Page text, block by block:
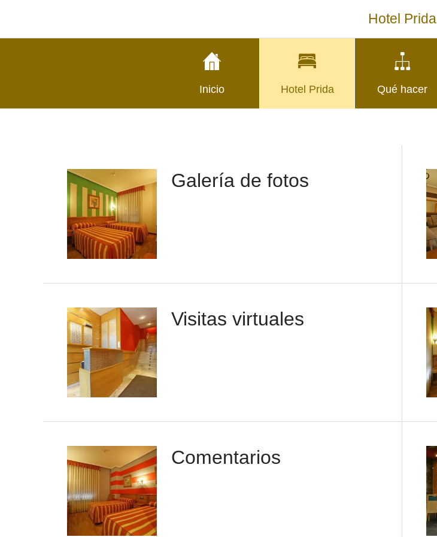
Hotel Prida
Inicio Hotel Prida Qué hacer
Galería de fotos
Visitas virtuales
Comentarios